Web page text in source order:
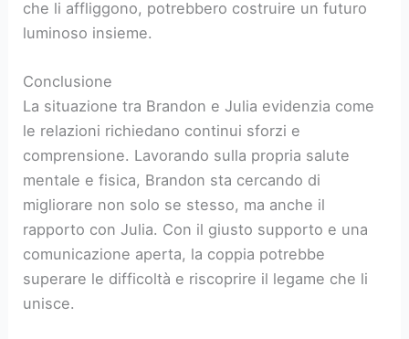
che li affliggono, potrebbero costruire un futuro
luminoso insieme.
Conclusione
La situazione tra Brandon e Julia evidenzia come
le relazioni richiedano continui sforzi e
comprensione. Lavorando sulla propria salute
mentale e fisica, Brandon sta cercando di
migliorare non solo se stesso, ma anche il
rapporto con Julia. Con il giusto supporto e una
comunicazione aperta, la coppia potrebbe
superare le difficoltà e riscoprire il legame che li
unisce.